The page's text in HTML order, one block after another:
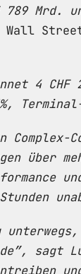
789
Wall
4
über
sagt